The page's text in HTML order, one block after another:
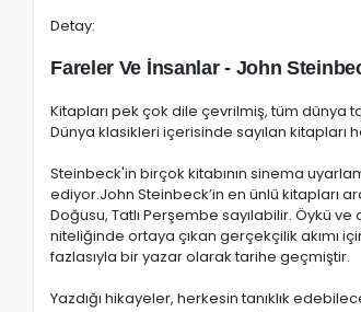
Detay:
Fareler Ve İnsanlar - John
Kitapları pek çok dile çevrilmiş, tüm dünya
Dünya klasikleri içerisinde sayılan
Steinbeck'in birçok kitabının sinema
ediyor.John Steinbeck’in en ünlü kitapları
Doğusu, Tatlı Perşembe sayılabilir. Öykü
niteliğinde ortaya çıkan gerçekçilik akımı
fazlasıyla bir yazar olarak tarihe geçmiştir.
Yazdığı hikayeler, herkesin tanıklık